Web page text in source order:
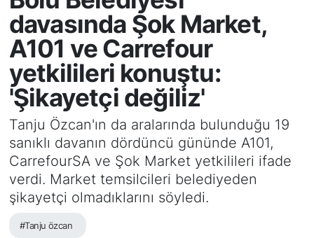
davasında Şok Market,
A101 ve Carrefour
yetkilileri konuştu:
'Şikayetçi değiliz'
Tanju Özcan'ın da aralarında bulunduğu 19
sanıklı davanın dördüncü gününde A101,
CarrefourSA ve Şok Market yetkilileri ifade
verdi. Market temsilcileri belediyeden
şikayetçi olmadıklarını söyledi.
#Tanju özcan
Dünya
Kültür ve Sanat
Eğitim
Bilim ve Teknoloji
Yazı Dizisi
Trafik Durumu
Süper Lig Puan Durumu ve Fikstür
Tüm Manşetler
Son Dakika Haberleri
Haber Arşivi